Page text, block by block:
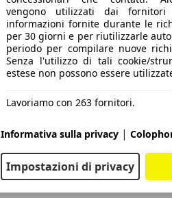
vengono utilizzati dai
informazioni fornite durante le
per 30 giorni e per riutilizzarle
periodo per compilare nuove
Senza l'utilizzo di tali cookie/
estese non possono essere
Lavoriamo con 263 fornitori.
Informativa sulla privacy |
Impostazioni di privacy